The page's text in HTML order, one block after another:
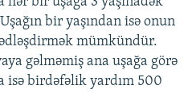
bir yaşından isə onun
mümkündür.
gəlməmiş ana uşağa görə
isə birdəfəlik yardım 500